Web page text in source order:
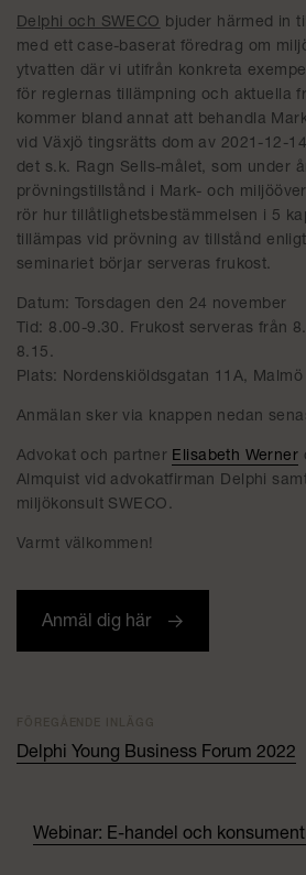
Delphi och SWECO bjuder härmed in
med ett case-baserat föredrag om
ytvatten där vi utifrån konkreta
för reglernas tillämpning och aktuella
kommer bland annat att behandla
vid Växjö tingsrätts dom av 2021-12-
det s.k. Ragn Sells-målet, som under
prövningstillstånd i Mark- och
rör hur tillåtlighetsbestämmelsen i 5
tillämpas vid prövning av tillstånd
seminariet börjar serveras frukost.
Datum: Torsdagen den 24 november
Tid: 8.00-9.30. Frukost serveras från
8.15.
Plats: Nordenskiöldsgatan 11A, Malmö
Anmälan sker via knappen nedan
Advokat och partner Elisabeth Werner
Almquist vid advokatfirman Delphi
miljökonsult SWECO.
Varmt välkommen!
Anmäl dig här
Delphi Young Business Forum 2022
Webinar: E-handel och